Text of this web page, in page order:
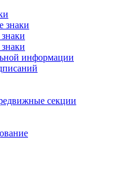
знаки
информации
секции